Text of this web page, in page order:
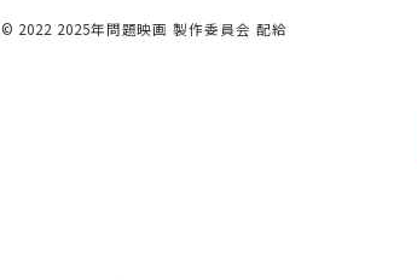
© 2022 2025年問題映画 製作委員会 配給